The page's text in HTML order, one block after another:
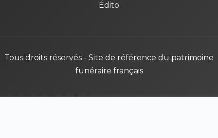
Édito
Tous droits réservés - Site de référence du patrimoine
funéraire français